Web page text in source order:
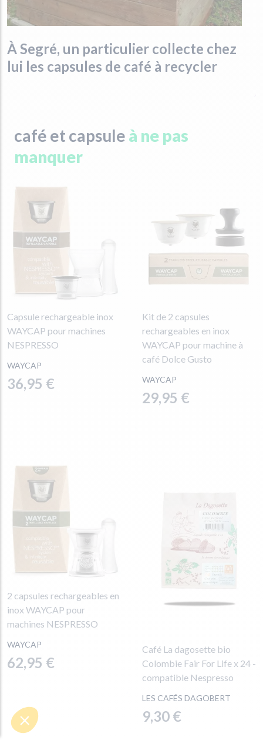
À Segré, un particulier collecte chez
lui les capsules de café à recycler
café et capsule à ne pas
manquer
Capsule rechargeable inox
WAYCAP pour machines
NESPRESSO
WAYCAP
36,95 €
Kit de 2 capsules
rechargeables en inox
WAYCAP pour machine à
café Dolce Gusto
WAYCAP
29,95 €
2 capsules rechargeables en
inox WAYCAP pour
machines NESPRESSO
WAYCAP
62,95 €
Café La dagosette bio
Colombie Fair For Life x 24 -
compatible Nespresso
LES CAFÉS DAGOBERT
9,30 €